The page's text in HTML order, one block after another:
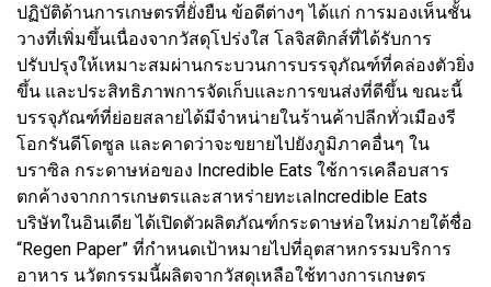
ปฏิบัติด้านการเกษตรที่ยั่งยืน ข้อดีต่างๆ ได้แก่ การมองเห็นชั้น
วางที่เพิ่มขึ้นเนื่องจากวัสดุโปร่งใส โลจิสติกส์ที่ได้รับการ
ปรับปรุงให้เหมาะสมผ่านกระบวนการบรรจุภัณฑ์ที่คล่องตัวยิ่ง
ขึ้น และประสิทธิภาพการจัดเก็บและการขนส่งที่ดีขึ้น ขณะนี้
บรรจุภัณฑ์ที่ย่อยสลายได้มีจำหน่ายในร้านค้าปลีกทั่วเมืองรี
โอกรันดีโดซูล และคาดว่าจะขยายไปยังภูมิภาคอื่นๆ ใน
บราซิล กระดาษห่อของ Incredible Eats ใช้การเคลือบสาร
ตกค้างจากการเกษตรและสาหร่ายทะเลIncredible Eats
บริษัทในอินเดีย ได้เปิดตัวผลิตภัณฑ์กระดาษห่อใหม่ภายใต้ชื่อ
“Regen Paper” ที่กำหนดเป้าหมายไปที่อุตสาหกรรมบริการ
อาหาร นวัตกรรมนี้ผลิตจากวัสดุเหลือใช้ทางการเกษตร